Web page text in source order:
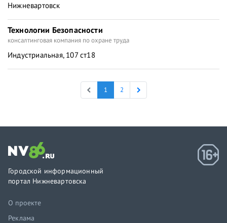
Нижневартовск
Технологии Безопасности
консалтинговая компания по охране труда
Индустриальная, 107 ст18
1 2
Городской информационный
портал Нижневартовска
О проекте
Реклама